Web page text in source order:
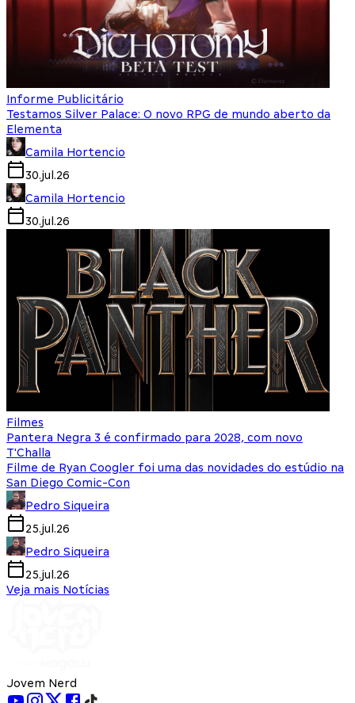
Informe Publicitário
Testamos Silver Palace: O novo RPG de mundo aberto da
Elementa
Camila Hortencio
30.jul.26
Camila Hortencio
30.jul.26
Filmes
Pantera Negra 3 é confirmado para 2028, com novo
T'Challa
Filme de Ryan Coogler foi uma das novidades do estúdio na
San Diego Comic-Con
Pedro Siqueira
25.jul.26
Pedro Siqueira
25.jul.26
Veja mais Notícias
Jovem Nerd